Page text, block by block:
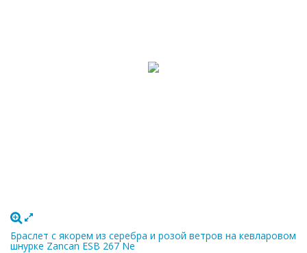
Браслет с якорем из серебра и розой ветров на кевларовом
шнурке Zancan ESB 267 Ne